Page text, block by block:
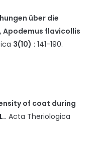
über die
flavicollis
3(10) :141-190.
of coat during
.Acta Theriologica